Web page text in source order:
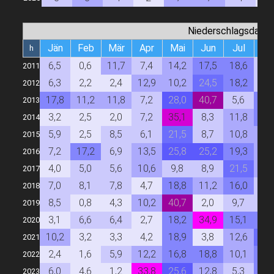
Niederschlagsdauer
h Jän Feb Mär Apr Mai Jun Jul
2011 6,5 0,6 11,7 7,4 14,2 17,5 18,6
2012 6,3 2,2 2,4 12,9 10,2 24,5 18,2
2013 17,8 11,2 11,8 7,2 28,0 40,7 5,6
2014 3,2 2,5 2,0 7,2 35,1 8,3 11,8
2015 5,9 2,5 8,5 6,1 21,5 8,7 10,8
2016 7,2 17,2 6,9 13,5 25,8 25,2 19,3
2017 4,0 5,0 5,6 10,6 9,8 8,9 21,5
2018 7,0 8,1 7,8 4,7 18,8 11,2 16,0
2019 8,5 0,8 4,3 10,2 40,7 2,0 9,7
2020 3,1 6,6 6,4 2,7 18,2 34,9 15,1
2021 10,2 3,2 3,3 4,2 18,9 3,8 12,6
2022 2,4 1,6 5,9 12,2 16,8 18,8 10,1
2023 6,0 4,6 1,2 33,8 25,6 12,8 5,3